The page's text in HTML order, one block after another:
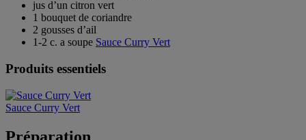
jus d’un citron vert
1 bouquet de coriandre
2 gousses d’ail
1-2 c. a soupe Sauce Curry Vert
Produits essentiels
Sauce Curry Vert
Préparation